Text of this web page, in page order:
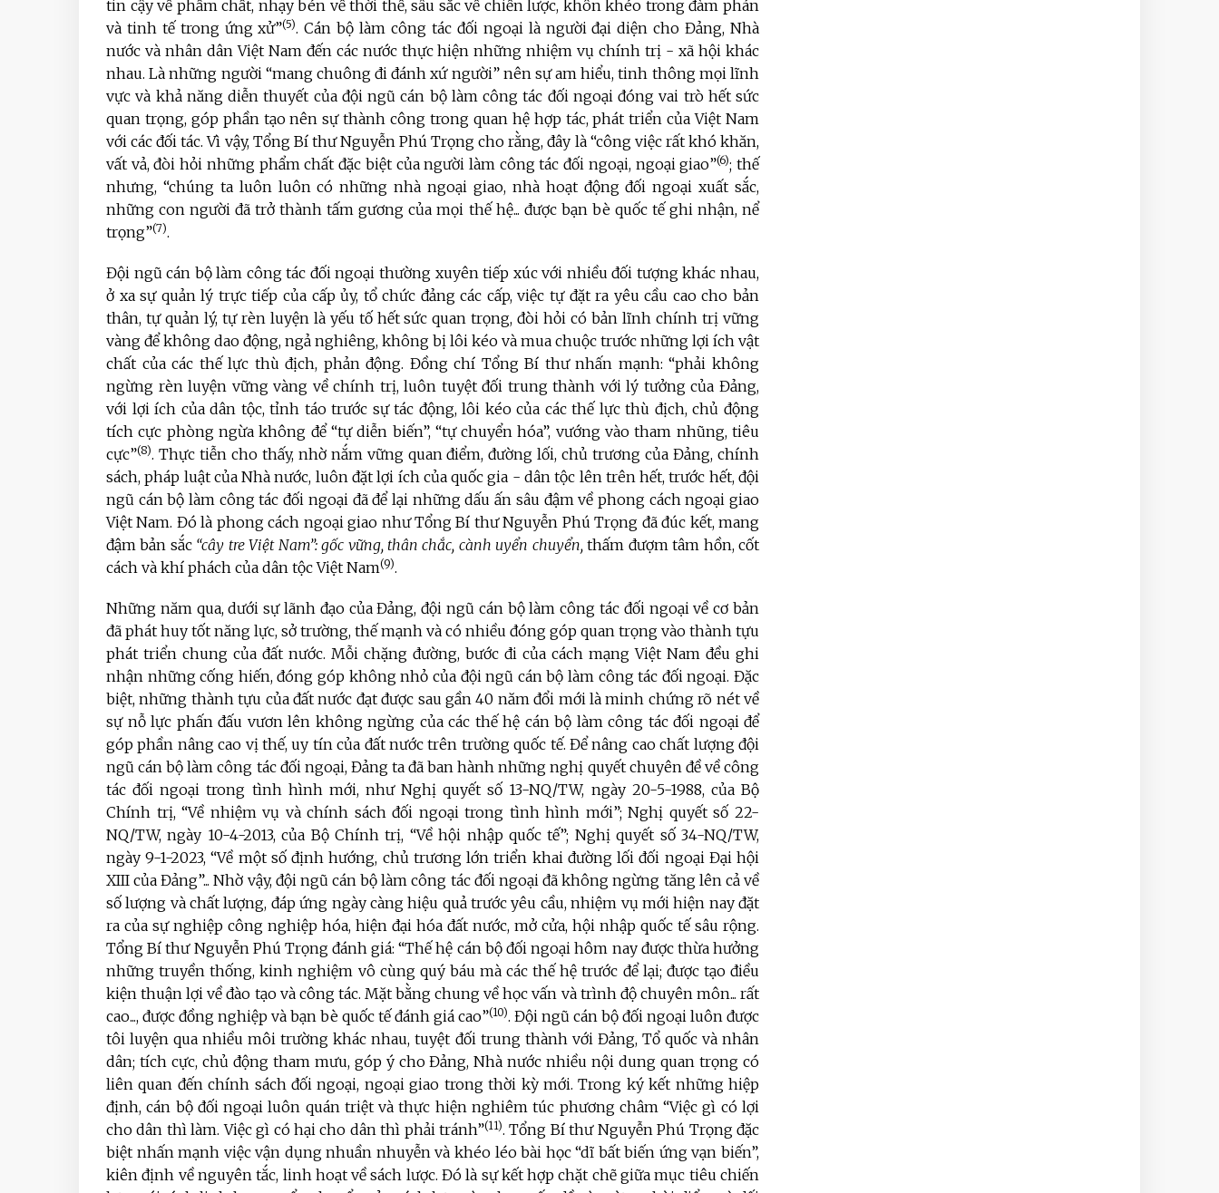
tin cậy về phẩm chất, nhạy bén về thời thế, sâu sắc về chiến lược, khôn khéo trong đàm phán
và tinh tế trong ứng xử”(5). Cán bộ làm công tác đối ngoại là người đại diện cho Đảng, Nhà
nước và nhân dân Việt Nam đến các nước thực hiện những nhiệm vụ chính trị - xã hội khác
nhau. Là những người “mang chuông đi đánh xứ người” nên sự am hiểu, tinh thông mọi lĩnh
vực và khả năng diễn thuyết của đội ngũ cán bộ làm công tác đối ngoại đóng vai trò hết sức
quan trọng, góp phần tạo nên sự thành công trong quan hệ hợp tác, phát triển của Việt Nam
với các đối tác. Vì vậy, Tổng Bí thư Nguyễn Phú Trọng cho rằng, đây là “công việc rất khó khăn,
vất vả, đòi hỏi những phẩm chất đặc biệt của người làm công tác đối ngoại, ngoại giao”(6); thế
nhưng, “chúng ta luôn luôn có những nhà ngoại giao, nhà hoạt động đối ngoại xuất sắc,
những con người đã trở thành tấm gương của mọi thế hệ... được bạn bè quốc tế ghi nhận, nể
trọng”(7).
Đội ngũ cán bộ làm công tác đối ngoại thường xuyên tiếp xúc với nhiều đối tượng khác nhau,
ở xa sự quản lý trực tiếp của cấp ủy, tổ chức đảng các cấp, việc tự đặt ra yêu cầu cao cho bản
thân, tự quản lý, tự rèn luyện là yếu tố hết sức quan trọng, đòi hỏi có bản lĩnh chính trị vững
vàng để không dao động, ngả nghiêng, không bị lôi kéo và mua chuộc trước những lợi ích vật
chất của các thế lực thù địch, phản động. Đồng chí Tổng Bí thư nhấn mạnh: “phải không
ngừng rèn luyện vững vàng về chính trị, luôn tuyệt đối trung thành với lý tưởng của Đảng,
với lợi ích của dân tộc, tỉnh táo trước sự tác động, lôi kéo của các thế lực thù địch, chủ động
tích cực phòng ngừa không để “tự diễn biến”, “tự chuyển hóa”, vướng vào tham nhũng, tiêu
cực”(8). Thực tiễn cho thấy, nhờ nắm vững quan điểm, đường lối, chủ trương của Đảng, chính
sách, pháp luật của Nhà nước, luôn đặt lợi ích của quốc gia - dân tộc lên trên hết, trước hết, đội
ngũ cán bộ làm công tác đối ngoại đã để lại những dấu ấn sâu đậm về phong cách ngoại giao
Việt Nam. Đó là phong cách ngoại giao như Tổng Bí thư Nguyễn Phú Trọng đã đúc kết, mang
đậm bản sắc “cây tre Việt Nam”: gốc vững, thân chắc, cành uyển chuyển, thấm đượm tâm hồn, cốt
cách và khí phách của dân tộc Việt Nam(9).
Những năm qua, dưới sự lãnh đạo của Đảng, đội ngũ cán bộ làm công tác đối ngoại về cơ bản
đã phát huy tốt năng lực, sở trường, thế mạnh và có nhiều đóng góp quan trọng vào thành tựu
phát triển chung của đất nước. Mỗi chặng đường, bước đi của cách mạng Việt Nam đều ghi
nhận những cống hiến, đóng góp không nhỏ của đội ngũ cán bộ làm công tác đối ngoại. Đặc
biệt, những thành tựu của đất nước đạt được sau gần 40 năm đổi mới là minh chứng rõ nét về
sự nỗ lực phấn đấu vươn lên không ngừng của các thế hệ cán bộ làm công tác đối ngoại để
góp phần nâng cao vị thế, uy tín của đất nước trên trường quốc tế. Để nâng cao chất lượng đội
ngũ cán bộ làm công tác đối ngoại, Đảng ta đã ban hành những nghị quyết chuyên đề về công
tác đối ngoại trong tình hình mới, như Nghị quyết số 13-NQ/TW, ngày 20-5-1988, của Bộ
Chính trị, “Về nhiệm vụ và chính sách đối ngoại trong tình hình mới”; Nghị quyết số 22-
NQ/TW, ngày 10-4-2013, của Bộ Chính trị, “Về hội nhập quốc tế”; Nghị quyết số 34-NQ/TW,
ngày 9-1-2023, “Về một số định hướng, chủ trương lớn triển khai đường lối đối ngoại Đại hội
XIII của Đảng”... Nhờ vậy, đội ngũ cán bộ làm công tác đối ngoại đã không ngừng tăng lên cả về
số lượng và chất lượng, đáp ứng ngày càng hiệu quả trước yêu cầu, nhiệm vụ mới hiện nay đặt
ra của sự nghiệp công nghiệp hóa, hiện đại hóa đất nước, mở cửa, hội nhập quốc tế sâu rộng.
Tổng Bí thư Nguyễn Phú Trọng đánh giá: “Thế hệ cán bộ đối ngoại hôm nay được thừa hưởng
những truyền thống, kinh nghiệm vô cùng quý báu mà các thế hệ trước để lại; được tạo điều
kiện thuận lợi về đào tạo và công tác. Mặt bằng chung về học vấn và trình độ chuyên môn... rất
cao..., được đồng nghiệp và bạn bè quốc tế đánh giá cao”(10). Đội ngũ cán bộ đối ngoại luôn được
tôi luyện qua nhiều môi trường khác nhau, tuyệt đối trung thành với Đảng, Tổ quốc và nhân
dân; tích cực, chủ động tham mưu, góp ý cho Đảng, Nhà nước nhiều nội dung quan trọng có
liên quan đến chính sách đối ngoại, ngoại giao trong thời kỳ mới. Trong ký kết những hiệp
định, cán bộ đối ngoại luôn quán triệt và thực hiện nghiêm túc phương châm “Việc gì có lợi
cho dân thì làm. Việc gì có hại cho dân thì phải tránh”(11). Tổng Bí thư Nguyễn Phú Trọng đặc
biệt nhấn mạnh việc vận dụng nhuần nhuyễn và khéo léo bài học “dĩ bất biến ứng vạn biến”,
kiên định về nguyên tắc, linh hoạt về sách lược. Đó là sự kết hợp chặt chẽ giữa mục tiêu chiến